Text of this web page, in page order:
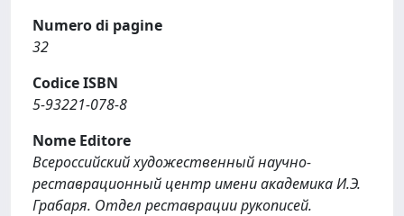
Numero di pagine
32
Codice ISBN
5-93221-078-8
Nome Editore
Всероссийский художественный научно-
реставрационный центр имени академика И.Э.
Грабаря. Отдел реставрации рукописей.